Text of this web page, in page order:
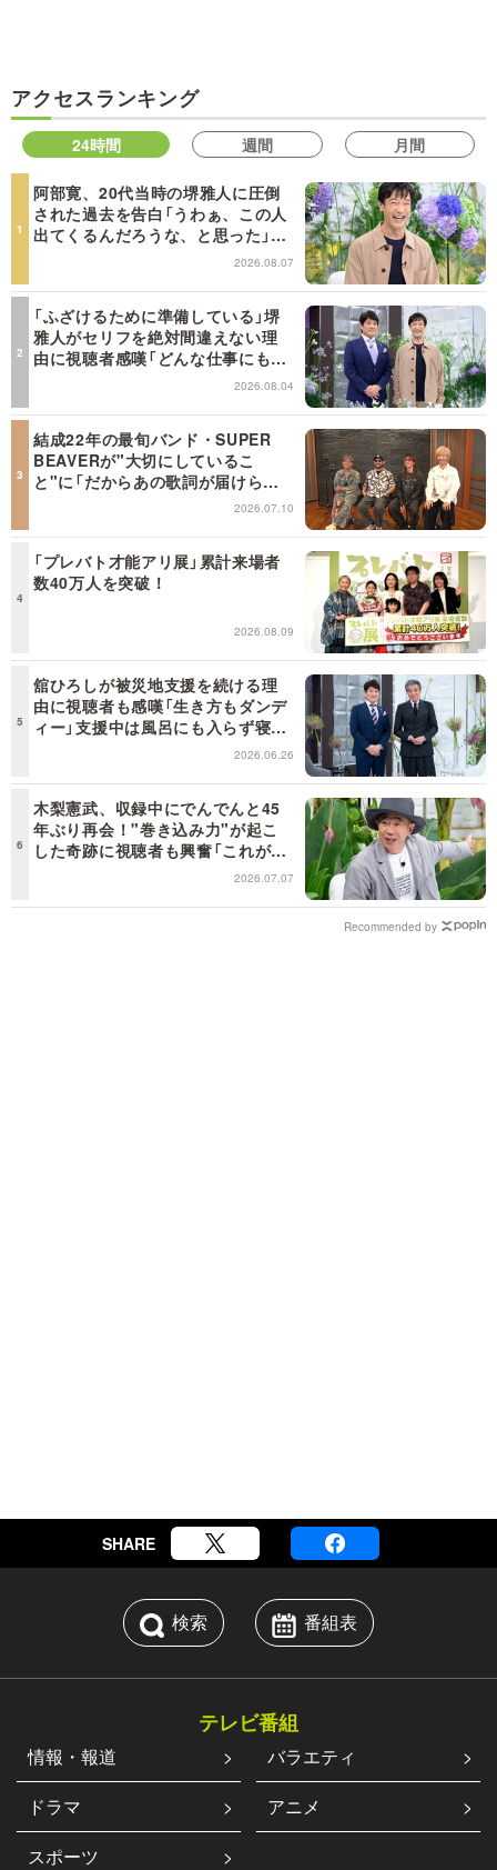
アクセスランキング
24時間 週間 月間
阿部寛、20代当時の堺雅人に圧倒
された過去を告白「うわぁ、この人
出てくるんだろうな、と思った」
2026.08.07
「ふざけるために準備している」堺
雅人がセリフを絶対間違えない理
由に視聴者感嘆「どんな仕事にも当
てはまる」【日曜日の初耳学】2026.08.04
結成22年の最旬バンド・SUPER
BEAVERが"大切にしているこ
と"に「だからあの歌詞が届けられ
るんだ」共感の声＜日曜日の初耳学
2026.07.10
「プレバト才能アリ展」累計来場者
数40万人を突破！
2026.08.09
舘ひろしが被災地支援を続ける理
由に視聴者も感嘆「生き方もダンデ
ィー」支援中は風呂にも入らず寝袋
で寝泊まり【日曜日の初耳学】2026.06.26
木梨憲武、収録中にでんでんと45
年ぶり再会！"巻き込み力"が起こ
した奇跡に視聴者も興奮「これがテ
レビの面白さだよね！」＜日曜日の
2026.07.07
Recommended by
SHARE
検索 番組表
テレビ番組
情報・報道
バラエティ
ドラマ
アニメ
スポーツ